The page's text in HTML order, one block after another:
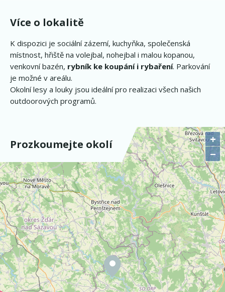
Více o lokalitě
K dispozici je sociální zázemí, kuchyňka, společenská
místnost, hřiště na volejbal, nohejbal i malou kopanou,
venkovní bazén, rybník ke koupání i rybaření. Parkování
je možné v areálu.
Okolní lesy a louky jsou ideální pro realizaci všech našich
outdoorových programů.
Prozkoumejte okolí
+
−